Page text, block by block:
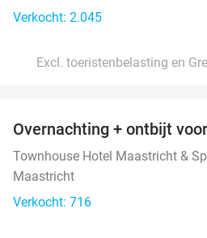
Verkocht: 2.045
Excl. toeristenbelasting en
Overnachting + ontbijt
Townhouse Hotel Maastricht &
Maastricht
Verkocht: 716